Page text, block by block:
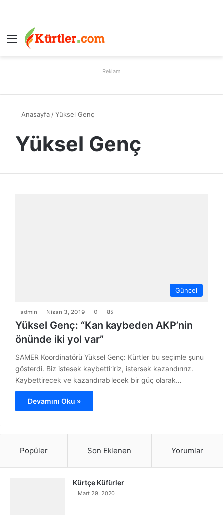
Menü
Reklam
Anasayfa /Yüksel Genç
Yüksel Genç
Güncel
admin Nisan 3, 2019 0 85
Yüksel Genç: “Kan kaybeden AKP’nin
önünde iki yol var”
SAMER Koordinatörü Yüksel Genç: Kürtler bu seçimle şunu
gösterdi. Biz istesek kaybettiririz, istersek kazandırırız.
Kaybettirecek ve kazandırabilecek bir güç olarak…
Devamını Oku »
Popüler Son Eklenen Yorumlar
Kürtçe Küfürler
Mart 29, 2020